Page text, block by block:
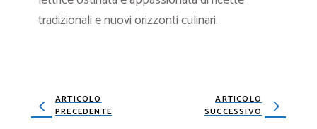
tradizionali e nuovi orizzonti culinari.
ARTICOLO
PRECEDENTE
ARTICOLO
SUCCESSIVO